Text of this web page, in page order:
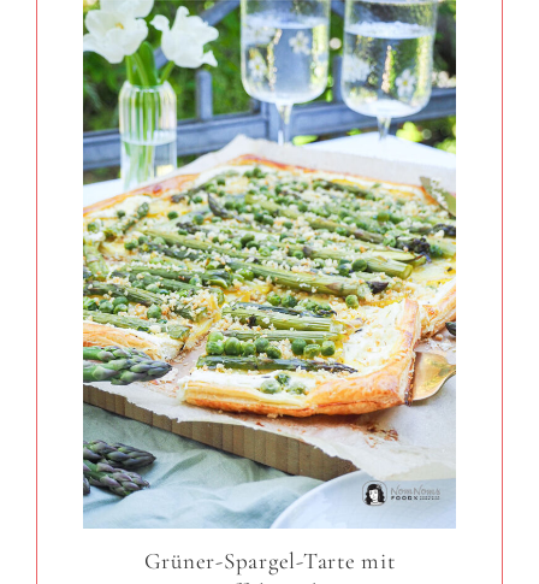
Grüner-Spargel-Tarte mit